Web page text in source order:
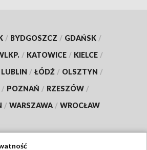
/ BYDGOSZCZ / GDAŃSK /
/ KATOWICE / KIELCE /
LUBLIN / ŁÓDŹ / OLSZTYN /
/ POZNAŃ / RZESZÓW /
/ WARSZAWA / WROCŁAW